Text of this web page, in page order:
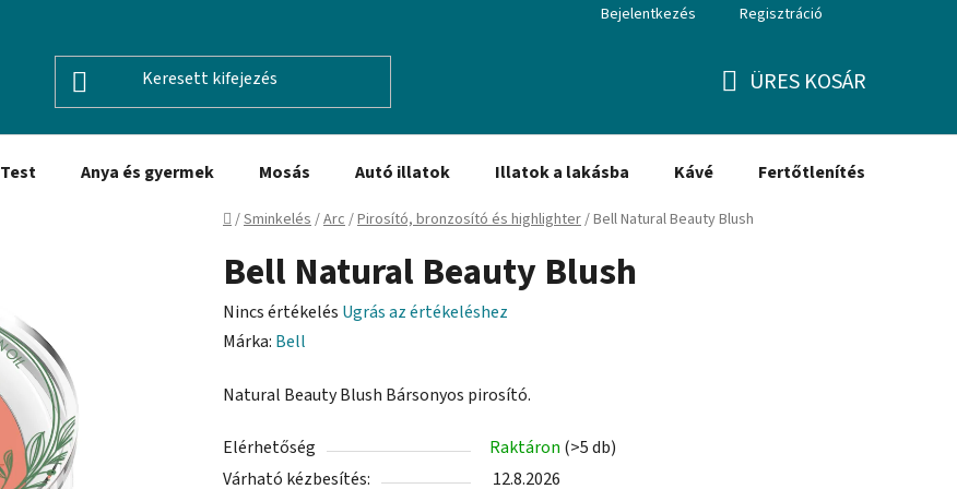
Bejelentkezés Regisztráció
ÜRES KOSÁR
Test Anya és gyermek Mosás Autó illatok Illatok a lakásba Kávé Fertőtlenítés
Kezdőlap
/Sminkelés/Arc/Pirosító, bronzosító és highlighter/Bell Natural Beauty Blush
Bell Natural Beauty Blush
A
termék
értékelése
ből
Nincs értékelés Ugrás az értékeléshez
Márka: Bell
Natural Beauty Blush Bársonyos pirosító.
Elérhetőség Raktáron (>5 db)
Várható kézbesítés:
12.8.2026